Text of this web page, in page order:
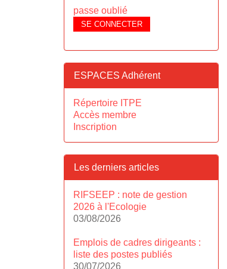
passe oublié
SE CONNECTER
ESPACES Adhérent
Répertoire ITPE
Accès membre
Inscription
Les derniers articles
RIFSEEP : note de gestion
2026 à l'Ecologie
03/08/2026
Emplois de cadres dirigeants :
liste des postes publiés
30/07/2026